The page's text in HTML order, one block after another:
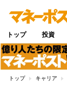
トップ 投資
トップ キャリア